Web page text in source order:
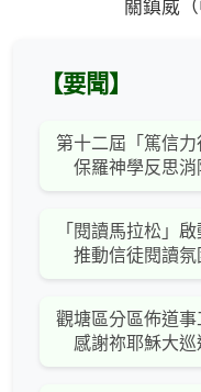
關鎮威
【要聞】
第十二屆「篤信
保羅神學反思消
「閱讀馬拉松」
推動信徒閱讀氛
觀塘區分區佈道事
感謝祢耶穌大巡